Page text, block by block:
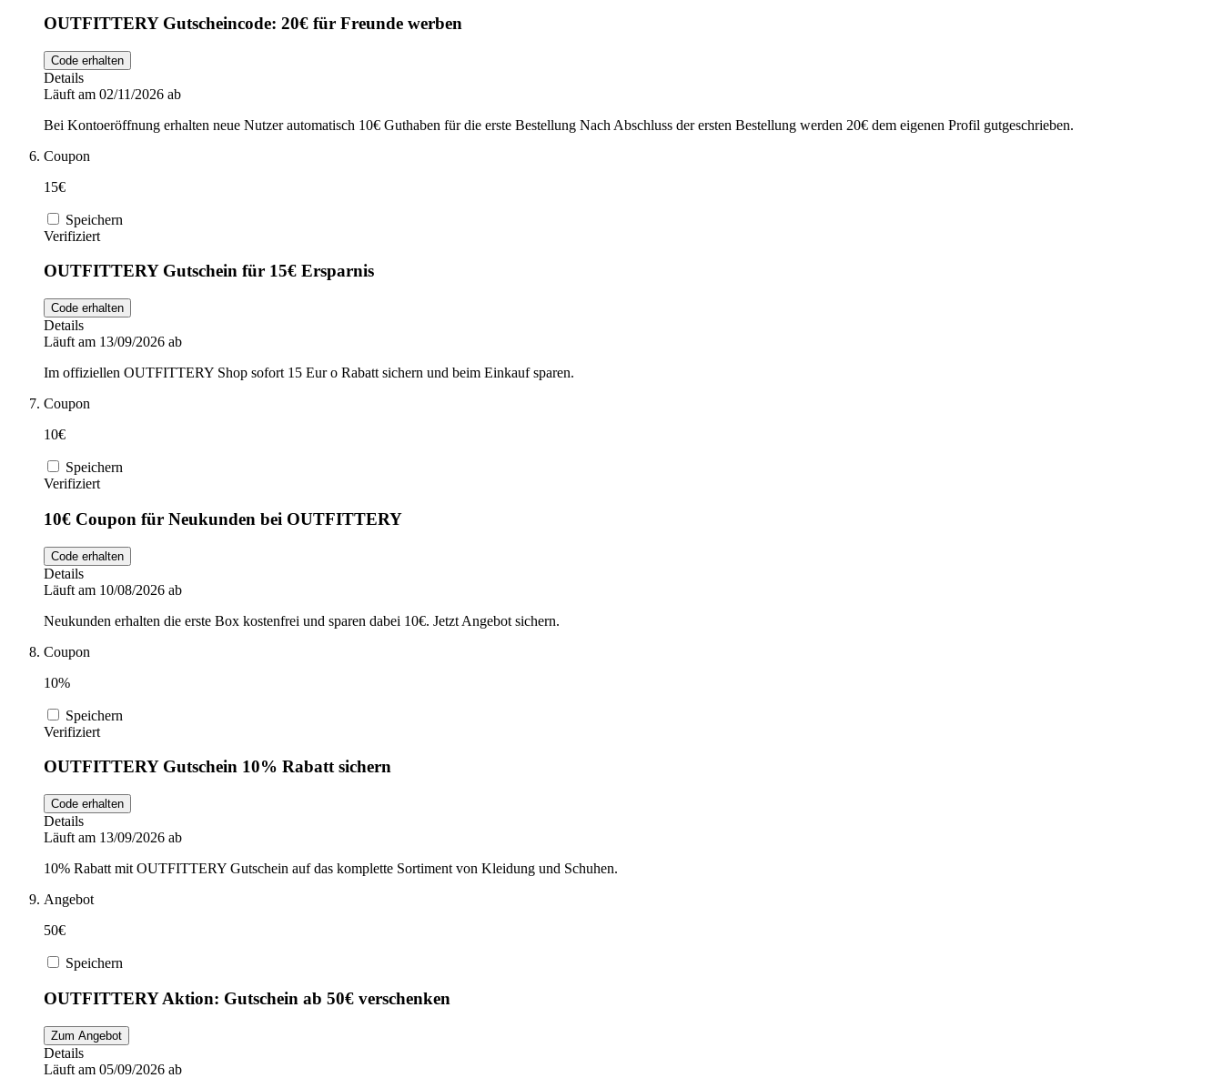
OUTFITTERY Gutscheincode: 20€ für Freunde werben
Code erhalten
Details
Läuft am 02/11/2026 ab
Bei Kontoeröffnung erhalten neue Nutzer automatisch 10€ Guthaben für die erste Bestellung Nach Abschluss der ersten Bestellung werden 20€ dem eigenen Profil gutgeschrieben.
Coupon
15€
Speichern
Verifiziert
OUTFITTERY Gutschein für 15€ Ersparnis
Code erhalten
Details
Läuft am 13/09/2026 ab
Im offiziellen OUTFITTERY Shop sofort 15 Eur o Rabatt sichern und beim Einkauf sparen.
Coupon
10€
Speichern
Verifiziert
10€ Coupon für Neukunden bei OUTFITTERY
Code erhalten
Details
Läuft am 10/08/2026 ab
Neukunden erhalten die erste Box kostenfrei und sparen dabei 10€. Jetzt Angebot sichern.
Coupon
10%
Speichern
Verifiziert
OUTFITTERY Gutschein 10% Rabatt sichern
Code erhalten
Details
Läuft am 13/09/2026 ab
10% Rabatt mit OUTFITTERY Gutschein auf das komplette Sortiment von Kleidung und Schuhen.
Angebot
50€
Speichern
OUTFITTERY Aktion: Gutschein ab 50€ verschenken
Zum Angebot
Details
Läuft am 05/09/2026 ab